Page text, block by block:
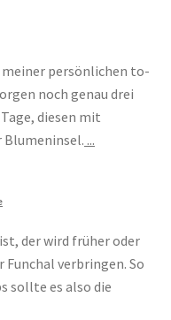
persönlichen to-
noch genau drei
diesen mit
Blumeninsel. ...
der wird früher oder
verbringen. So
sollte es also die